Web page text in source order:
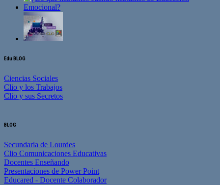
Edu BLOG
Ciencias Sociales
Clio y los Trabajos
Clio y sus Secretos
BLOG
Secundaria de Lourdes
Clio Comunicaciones Educativas
Docentes Enseñando
Presentaciones de Power Point
Educared - Docente Colaborador